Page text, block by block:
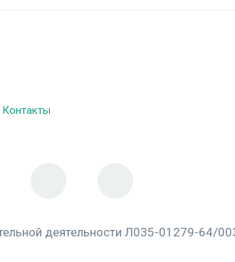
Контакты
деятельности Л035-01279-64/